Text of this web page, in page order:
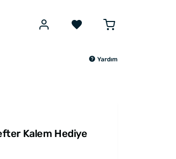
Yardım
Kalem Hediye